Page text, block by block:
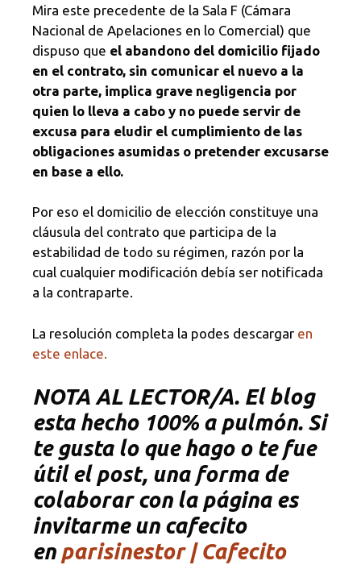
Mira este precedente de la Sala F (Cámara
Nacional de Apelaciones en lo Comercial) que
dispuso que el abandono del domicilio fijado
en el contrato, sin comunicar el nuevo a la
otra parte, implica grave negligencia por
quien lo lleva a cabo y no puede servir de
excusa para eludir el cumplimiento de las
obligaciones asumidas o pretender excusarse
en base a ello.
Por eso el domicilio de elección constituye una
cláusula del contrato que participa de la
estabilidad de todo su régimen, razón por la
cual cualquier modificación debía ser notificada
a la contraparte.
La resolución completa la podes descargar en
este enlace.
NOTA AL LECTOR/A. El blog
esta hecho 100% a pulmón. Si
te gusta lo que hago o te fue
útil el post, una forma de
colaborar con la página es
invitarme un cafecito
en parisinestor | Cafecito